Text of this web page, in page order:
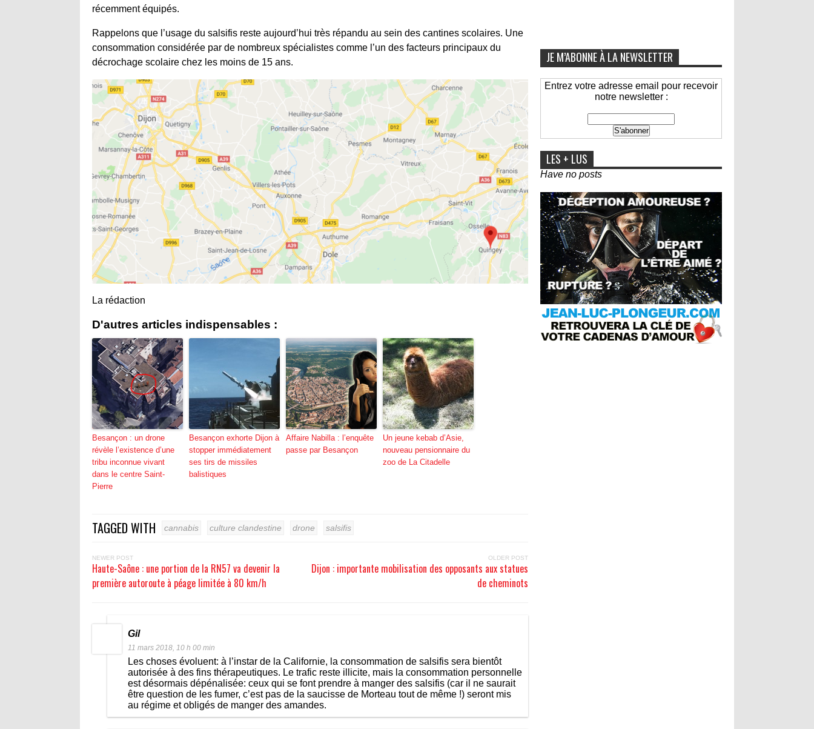
récemment équipés.
Rappelons que l’usage du salsifis reste aujourd’hui très répandu au sein des cantines scolaires. Une
consommation considérée par de nombreux spécialistes comme l’un des facteurs principaux du
décrochage scolaire chez les moins de 15 ans.
La rédaction
D'autres articles indispensables :
Besançon : un drone
révèle l’existence d’une
tribu inconnue vivant
dans le centre Saint-
Pierre
Besançon exhorte Dijon à
stopper immédiatement
ses tirs de missiles
balistiques
Affaire Nabilla : l’enquête
passe par Besançon
Un jeune kebab d’Asie,
nouveau pensionnaire du
zoo de La Citadelle
TAGGED WITH cannabis culture clandestine drone salsifis
NEWER POST
Haute-Saône : une portion de la RN57 va devenir la
première autoroute à péage limitée à 80 km/h
OLDER POST
Dijon : importante mobilisation des opposants aux statues
de cheminots
Gil
11 mars 2018, 10 h 00 min
Les choses évoluent: à l’instar de la Californie, la consommation de salsifis sera bientôt
autorisée à des fins thérapeutiques. Le trafic reste illicite, mais la consommation personnelle
est désormais dépénalisée: ceux qui se font prendre à manger des salsifis (car il ne saurait
être question de les fumer, c’est pas de la saucisse de Morteau tout de même !) seront mis
au régime et obligés de manger des amandes.
JE M’ABONNE À LA NEWSLETTER
Entrez votre adresse email pour recevoir
notre newsletter :
LES + LUS
Have no posts